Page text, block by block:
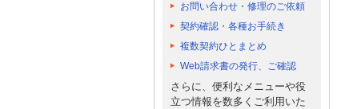
お問い合わせ・修理のご依頼
契約確認・各種お手続き
複数契約ひとまとめ
Web請求書の発行、ご確認
さらに、便利なメニューや役
立つ情報を数多くご利用いた